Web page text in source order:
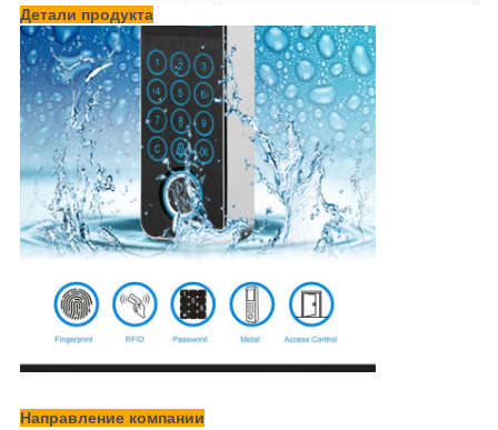
Детали продукта
Направление компании